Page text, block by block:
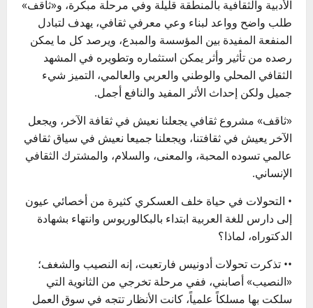
الأدبية والثقافية بالمنطقة قليلة وفي مرحلة مبكرة، و«ثاقف»
طلب واضح وواعد لبناء وعي معرفي ثقافي، يهدف لتبادل
المنفعة المفيدة بين المؤسسة والمبدع، ويرصد كل ما يمكن
رصده من تأثير وأثر يمكن استثماره وتطويره في المشهد
الثقافي المحلي والوطني والعربي والعالمي، التميز شيء
جميل ولكن إحداث الأثر المفيد والنافع أجمل.
«ثاقف» مشروع ثقافي يجعلنا نعيش في ثقافة الآخر، ويجعل
الآخر يعيش في ثقافتنا، ويجعلنا جميعا نعيش في سياق ثقافي
عالمي تسوده المحبة، والمعنى، والسلام، والمشترك الثقافي
الإنساني.
• التحولات في حياة خلف العسكري كثيرة من أخصائي عيون
إلى دارس للغة العربية ابتداء بالبكالوريوس وانتهاء بشهادة
الدكتوراه، لماذا؟
•• تذكرت تحولات أدونيس فارتعبت، إنه النصيب والشغف؛
«النصيب» أصابني، ففي مرحلة تخرجي من الثانوية التي
سلكت بها مسلكاً علمياً، كانت الأنظار تتجه في سوق العمل